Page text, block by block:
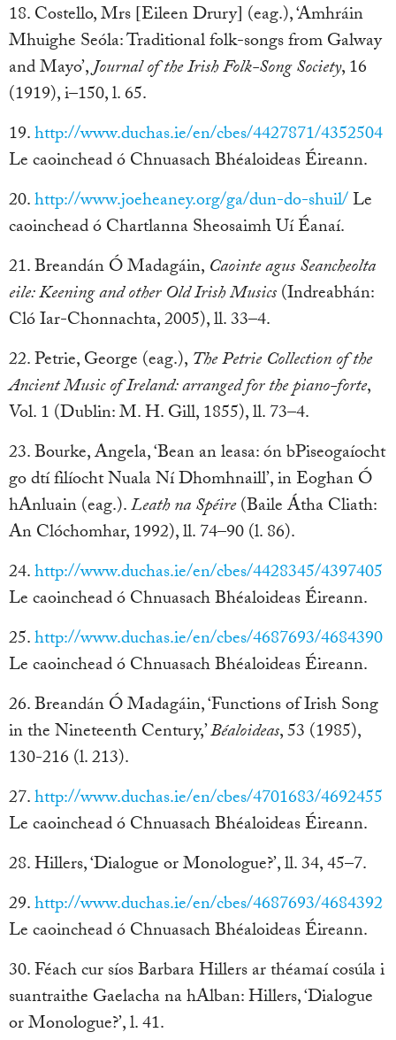
18. Costello, Mrs [Eileen Drury] (eag.), ‘Amhráin
Mhuighe Seóla: Traditional folk-songs from Galway
and Mayo’,Journal of the Irish Folk-Song Society, 16
(1919), i–150, l. 65.
19.http://www.duchas.ie/en/cbes/4427871/4352504
Le caoinchead ó Chnuasach Bhéaloideas Éireann.
20.http://www.joeheaney.org/ga/dun-do-shuil/Le
caoinchead ó Chartlanna Sheosaimh Uí Éanaí.
21. Breandán Ó Madagáin, Caointe agus Seancheolta
eile: Keening and other Old Irish Musics(Indreabhán:
Cló Iar-Chonnachta, 2005), ll. 33–4.
22. Petrie, George (eag.), The Petrie Collection of the
Ancient Music of Ireland: arranged for the piano-forte,
Vol. 1 (Dublin: M. H. Gill, 1855), ll. 73–4.
23. Bourke, Angela, ‘Bean an leasa: ón bPiseogaíocht
go dtí filíocht Nuala Ní Dhomhnaill’, in Eoghan Ó
hAnluain (eag.).Leath na Spéire(Baile Átha Cliath:
An Clóchomhar, 1992), ll. 74–90 (l. 86).
24.http://www.duchas.ie/en/cbes/4428345/4397405
Le caoinchead ó Chnuasach Bhéaloideas Éireann.
25.http://www.duchas.ie/en/cbes/4687693/4684390
Le caoinchead ó Chnuasach Bhéaloideas Éireann.
26. Breandán Ó Madagáin, ‘Functions of Irish Song
in the Nineteenth Century,’Béaloideas, 53 (1985),
130-216 (l. 213).
27.http://www.duchas.ie/en/cbes/4701683/4692455
Le caoinchead ó Chnuasach Bhéaloideas Éireann.
28. Hillers, ‘Dialogue or Monologue?’, ll. 34, 45–7.
29.http://www.duchas.ie/en/cbes/4687693/4684392
Le caoinchead ó Chnuasach Bhéaloideas Éireann.
30. Féach cur síos Barbara Hillers ar théamaí cosúla i
suantraithe Gaelacha na hAlban: Hillers, ‘Dialogue
or Monologue?’, l. 41.